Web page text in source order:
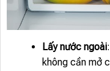
Lấy nước ngoài
không cần mở